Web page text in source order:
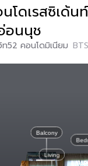
นโดเรสซิเ
อนนุช
ท52 คอนโดมิเนียม